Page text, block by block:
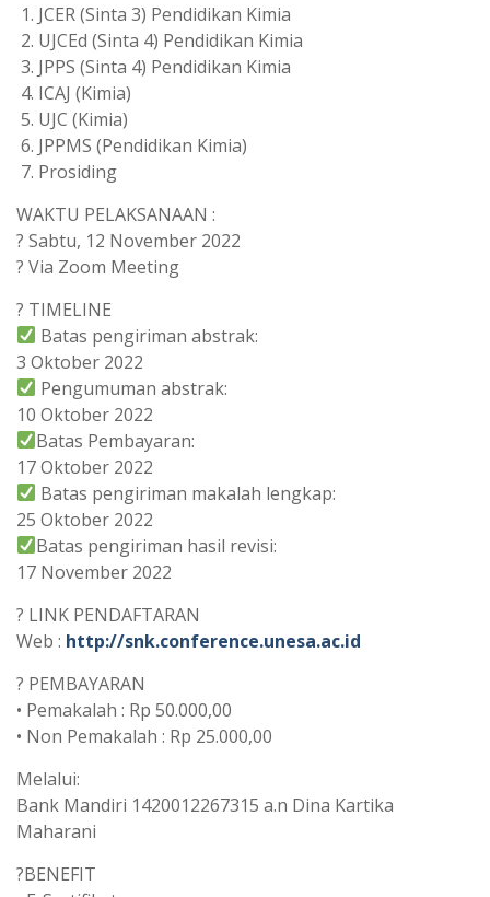
JCER (Sinta 3) Pendidikan Kimia
UJCEd (Sinta 4) Pendidikan Kimia
JPPS (Sinta 4) Pendidikan Kimia
ICAJ (Kimia)
UJC (Kimia)
JPPMS (Pendidikan Kimia)
Prosiding
WAKTU PELAKSANAAN :
? Sabtu, 12 November 2022
? Via Zoom Meeting
? TIMELINE
Batas pengiriman abstrak:
3 Oktober 2022
Pengumuman abstrak:
10 Oktober 2022
Batas Pembayaran:
17 Oktober 2022
Batas pengiriman makalah lengkap:
25 Oktober 2022
Batas pengiriman hasil revisi:
17 November 2022
? LINK PENDAFTARAN
Web : http://snk.conference.unesa.ac.id
? PEMBAYARAN
• Pemakalah : Rp 50.000,00
• Non Pemakalah : Rp 25.000,00
Melalui:
Bank Mandiri 1420012267315 a.n Dina Kartika
Maharani
?BENEFIT